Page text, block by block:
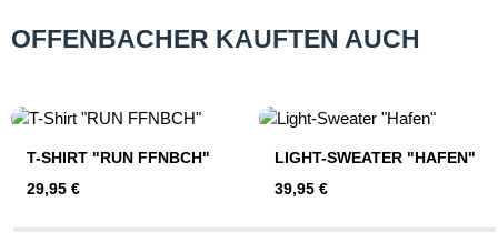
OFFENBACHER KAUFTEN AUCH
T-SHIRT "RUN FFNBCH"
Regulärer Preis:
29,95 €
LIGHT-SWEATER "HAFEN"
Regulärer Preis:
39,95 €